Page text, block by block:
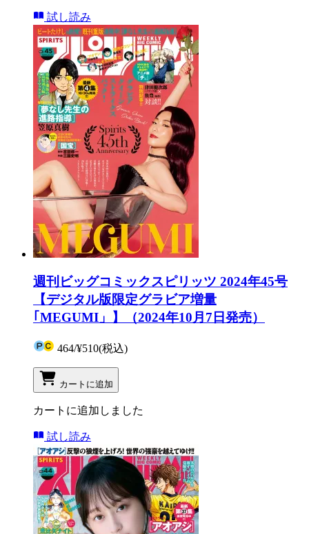
試し読み
週刊ビッグコミックスピリッツ 2024年45号
【デジタル版限定グラビア増量
｢MEGUMI」】（2024年10月7日発売）
464/¥510(税込)
カートに追加
カートに追加しました
試し読み